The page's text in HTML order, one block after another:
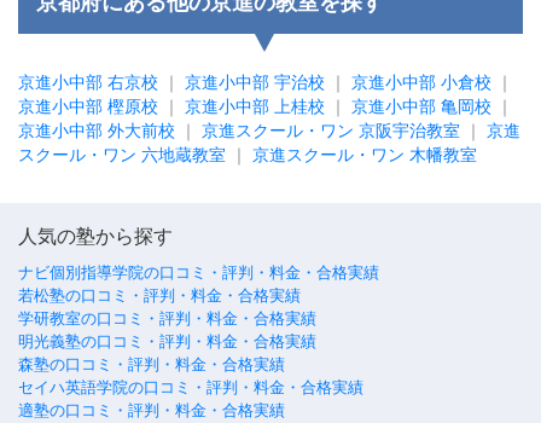
京進小中部 右京校 ｜ 京進小中部 宇治校 ｜ 京進小中部 小倉校 ｜
京進小中部 樫原校 ｜ 京進小中部 上桂校 ｜ 京進小中部 亀岡校 ｜
京進小中部 外大前校 ｜ 京進スクール・ワン 京阪宇治教室 ｜ 京進
スクール・ワン 六地蔵教室 ｜ 京進スクール・ワン 木幡教室
人気の塾から探す
ナビ個別指導学院の口コミ・評判・料金・合格実績
若松塾の口コミ・評判・料金・合格実績
学研教室の口コミ・評判・料金・合格実績
明光義塾の口コミ・評判・料金・合格実績
森塾の口コミ・評判・料金・合格実績
セイハ英語学院の口コミ・評判・料金・合格実績
適塾の口コミ・評判・料金・合格実績